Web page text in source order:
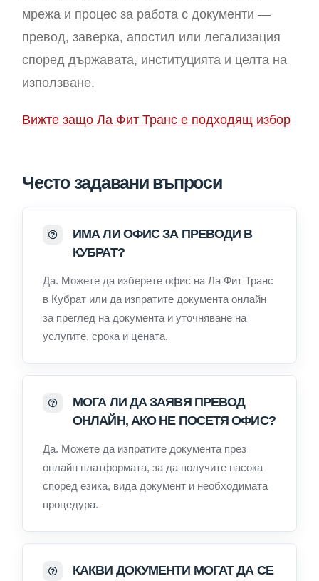
мрежа и процес за работа с документи —
превод, заверка, апостил или легализация
според държавата, институцията и целта на
използване.
Вижте защо Ла Фит Транс е подходящ избор
Често задавани въпроси
ИМА ЛИ ОФИС ЗА ПРЕВОДИ В
КУБРАТ?
Да. Можете да изберете офис на Ла Фит Транс
в Кубрат или да изпратите документа онлайн
за преглед на документа и уточняване на
услугите, срока и цената.
МОГА ЛИ ДА ЗАЯВЯ ПРЕВОД
ОНЛАЙН, АКО НЕ ПОСЕТЯ ОФИС?
Да. Можете да изпратите документа през
онлайн платформата, за да получите насока
според езика, вида документ и необходимата
процедура.
КАКВИ ДОКУМЕНТИ МОГАТ ДА СЕ